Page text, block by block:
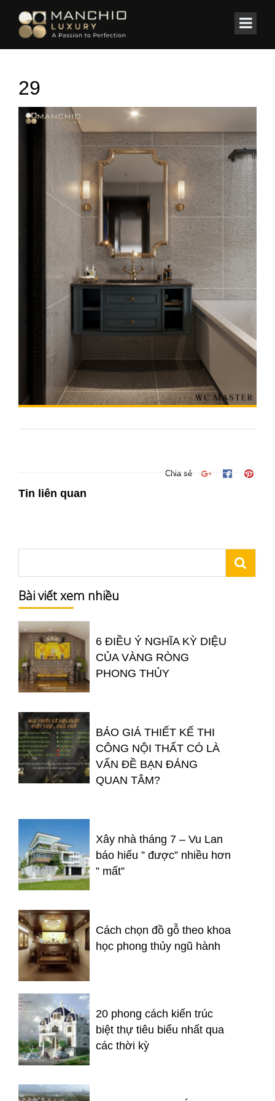
Home/Thi công nội thất/DUPLEX LONG BIÊN
29
Chia sẻ
Tin liên quan
Bài viết xem nhiều
6 ĐIỀU Ý NGHĨA KỲ DIỆU
CỦA VÀNG RÒNG
PHONG THỦY
BÁO GIÁ THIẾT KẾ THI
CÔNG NỘI THẤT CÓ LÀ
VẤN ĐỀ BẠN ĐÁNG
QUAN TÂM?
Xây nhà tháng 7 – Vu Lan
báo hiếu ” được” nhiều hơn
” mất”
Cách chọn đồ gỗ theo khoa
học phong thủy ngũ hành
20 phong cách kiến trúc
biệt thự tiêu biểu nhất qua
các thời kỳ